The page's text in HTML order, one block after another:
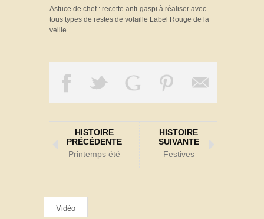
Astuce de chef : recette anti-gaspi à réaliser avec
tous types de restes de volaille Label Rouge de la
veille
HISTOIRE
PRÉCÉDENTE
Printemps été
HISTOIRE
SUIVANTE
Festives
Vidéo